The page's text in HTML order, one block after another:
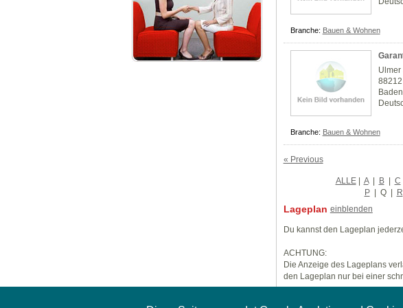
Branche: Bauen & Wohnen
Ulmer
Branche: Bauen & Wohnen
« Previous
ALLE| A | B | C
P | Q | R
Lageplan einblenden
Du kannst den Lageplan
ACHTUNG:
Die Anzeige des Lageplans
den Lageplan nur bei einer